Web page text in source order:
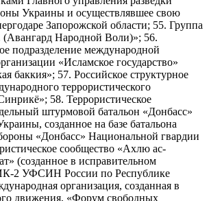
Украины и осуществлявшее свою
Запорожской области; 55. Группа
Народной Воли)»; 56.
подразделение международной
«Исламское государство»
баккия»; 57. Российское структурное
террористического
58. Террористическое
штурмовой батальон «Донбасс»
созданное на базе батальона
«Донбасс» Национальной гвардии
сообщество «Ахлю ас-
(созданное в исправительном
2 УФСИН России по Республике
организация, созданная в
движения, «Форум свободных